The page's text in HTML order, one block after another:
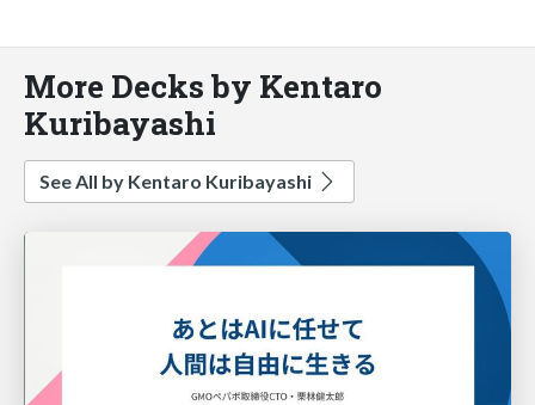
More Decks by Kentaro
Kuribayashi
See All by Kentaro Kuribayashi